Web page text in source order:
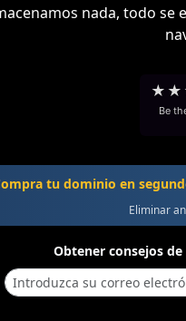
nada, todo se
★ ★
Be
tu dominio en
Eliminar
Obtener consejos